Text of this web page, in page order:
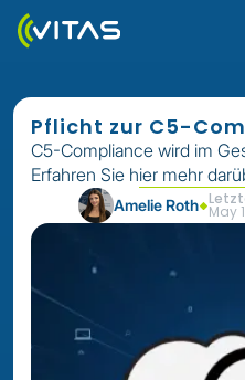
Pflicht zur C5-
C5-Compliance wird im
Erfahren Sie hier mehr
Amelie Roth May